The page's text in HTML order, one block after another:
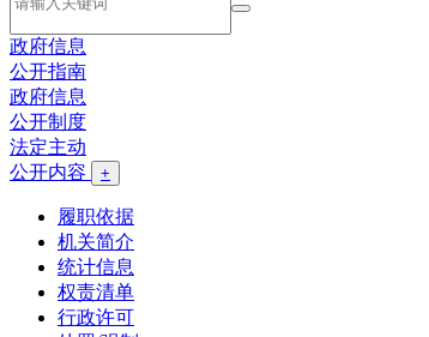
政府信息
公开指南
政府信息
公开制度
法定主动
公开内容
+
履职依据
机关简介
统计信息
权责清单
行政许可